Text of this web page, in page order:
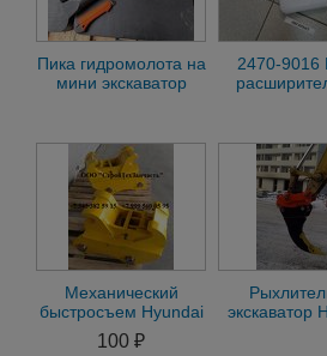
Пика гидромолота на
мини экскаватор
2470-9016
Механический
быстросъем Hyundai
320, 330
100 ₽
экскаватор